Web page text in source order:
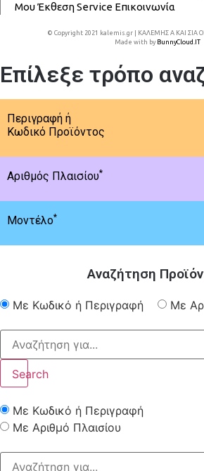
ΜουΈκθεσηService Επικοινωνία
© Copyright 2021 kalemis.gr | ΚΑΛΕΜΗΣ Α ΚΑΙ ΣΙΑ
Made with by BunnyCloud.IT
Επίλεξε τρόπο
Περιγραφή ή
Κωδικό Προϊόντος
Αριθμός Πλαισίου*
Μοντέλο*
Αναζήτηση
Με Κωδικό ή Περιγραφή Με
Search
Με Κωδικό ή Περιγραφή
Με Αριθμό Πλαισίου